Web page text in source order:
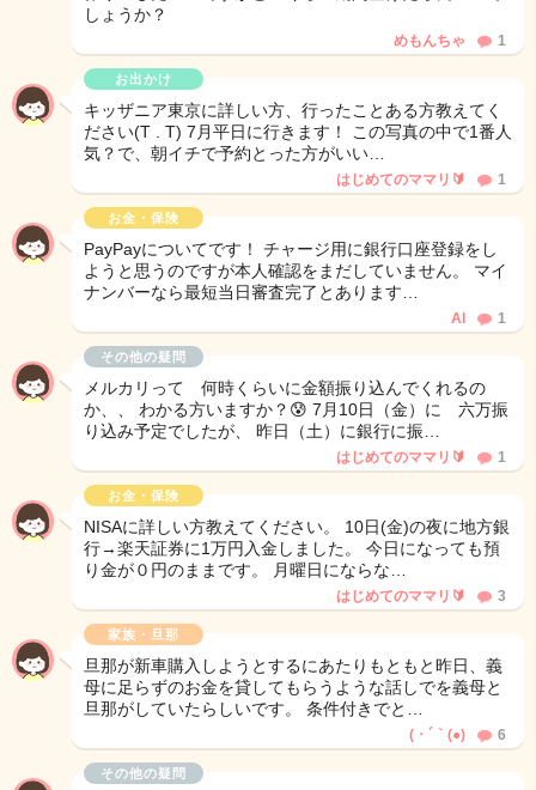
しょうか？
めもんちゃ 1
お出かけ
キッザニア東京に詳しい方、行ったことある方教えてく
ださい(T . T) 7月平日に行きます！ この写真の中で1番人
気？で、朝イチで予約とった方がいい…
はじめてのママリ🔰 1
お金・保険
PayPayについてです！ チャージ用に銀行口座登録をし
ようと思うのですが本人確認をまだしていません。 マイ
ナンバーなら最短当日審査完了とあります…
AI 1
その他の疑問
メルカリって 何時くらいに金額振り込んでくれるの
か、、 わかる方いますか？😰 7月10日（金）に 六万振
り込み予定でしたが、 昨日（土）に銀行に振…
はじめてのママリ🔰 1
お金・保険
NISAに詳しい方教えてください。 10日(金)の夜に地方銀
行→楽天証券に1万円入金しました。 今日になっても預
り金が０円のままです。 月曜日にならな…
はじめてのママリ🔰 3
家族・旦那
旦那が新車購入しようとするにあたりもともと昨日、義
母に足らずのお金を貸してもらうような話しでを義母と
旦那がしていたらしいです。 条件付きでと…
( ･ ´｀(●) 6
その他の疑問